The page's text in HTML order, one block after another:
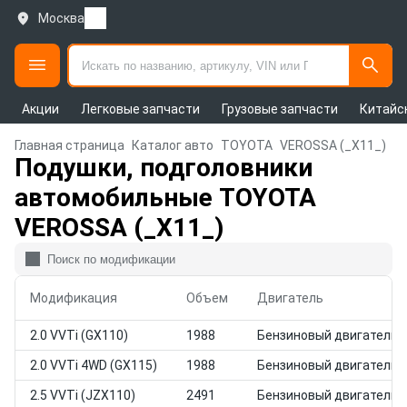
Москва
Акции Легковые запчасти Грузовые запчасти
Главная страница Каталог авто TOYOTA VEROSSA (_X11_)
Подушки, подголовники
автомобильные TOYOTA
VEROSSA (_X11_)
Модификация Объем Двигатель
2.0 VVTi (GX110) 1988 Бензиновый двигатель
2.0 VVTi 4WD (GX115) 1988 Бензиновый двигатель
2.5 VVTi (JZX110) 2491 Бензиновый двигатель